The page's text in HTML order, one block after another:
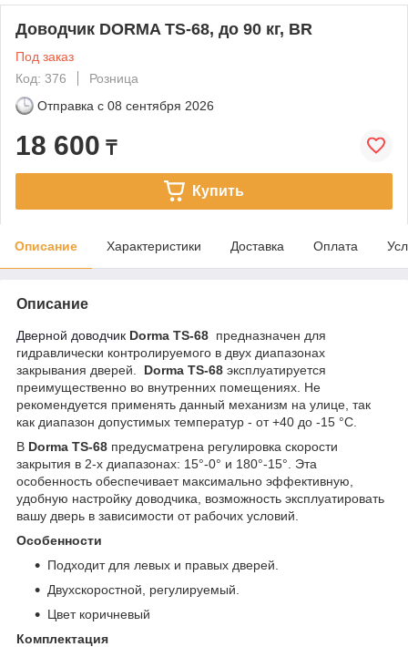
Доводчик DORMA TS-68, до 90 кг, BR
Под заказ
Код: 376
Розница
Отправка с 08 сентября 2026
18 600 ₸
Купить
Описание Характеристики Доставка Оплата
Описание
Дверной доводчик Dorma TS-68 предназначен для
гидравлически контролируемого в двух диапазонах
закрывания дверей. Dorma TS-68 эксплуатируется
преимущественно во внутренних помещениях. Не
рекомендуется применять данный механизм на улице, так
как диапазон допустимых температур - от +40 до -15 °C.
В Dorma TS-68 предусматрена регулировка скорости
закрытия в 2-х диапазонах: 15°-0° и 180°-15°. Эта
особенность обеспечивает максимально эффективную,
удобную настройку доводчика, возможность эксплуатировать
вашу дверь в зависимости от рабочих условий.
Особенности
Подходит для левых и правых дверей.
Двухскоростной, регулируемый.
Цвет коричневый
Комплектация